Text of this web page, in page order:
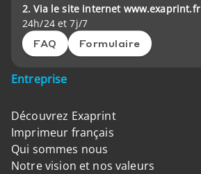
2. Via le site internet www.exaprint.fr
24h/24 et 7j/7
FAQ Formulaire
Entreprise
Découvrez Exaprint
Imprimeur français
Qui sommes nous
Notre vision et nos valeurs